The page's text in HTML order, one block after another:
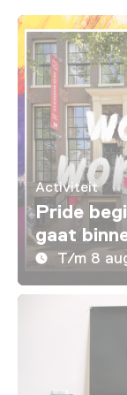
Activiteit
Pride
gaat
T/m 8